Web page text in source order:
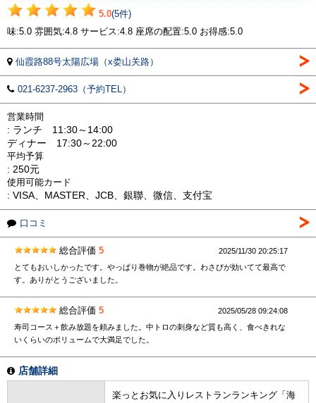
5.0(5件)
味:5.0 雰囲気:4.8 サービス:4.8 座席の配置:5.0 お得感:5.0
仙霞路88号太陽広場（x娄山关路）
021-6237-2963（予約TEL）
営業時間
: ランチ 11:30～14:00
ディナー 17:30～22:00
平均予算
: 250元
使用可能カード
: VISA、MASTER、JCB、銀聯、微信、支付宝
口コミ
総合評価 5
2025/11/30 20:25:17
とてもおいしかったです。やっぱり巻物が絶品です。わさびが効いてて最高で
す。ありがとうございました。
総合評価 5
2025/05/28 09:24:08
寿司コース＋飲み放題を頼みました。中トロの刺身など質も高く、食べきれな
いくらいのボリュームで大満足でした。
店舗詳細
楽っとお気に入りレストランランキング「海